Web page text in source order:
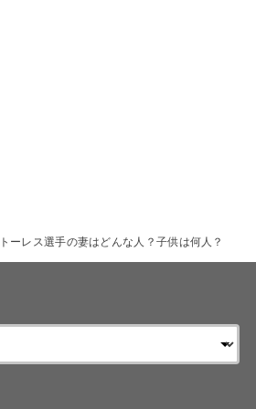
ーレス選手の妻はどんな人？子供は何人？